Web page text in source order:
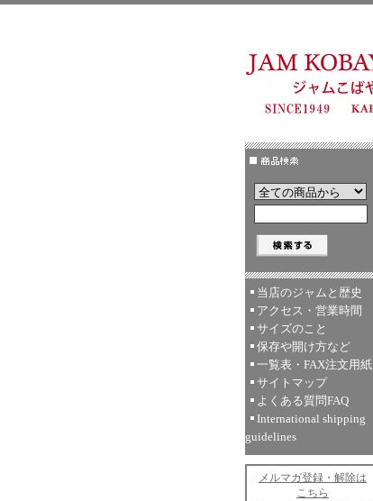
当店のジャムと歴史
アクセス・営業時間
サイズのこと
保存や開け方など
一覧表・FAX注文用紙
サイトマップ
よくある質問FAQ
International shipping
guidelines
メルマガ登録・解除は
こちら